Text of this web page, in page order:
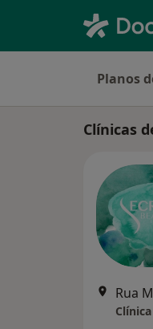
Planos
Clínicas
Rua